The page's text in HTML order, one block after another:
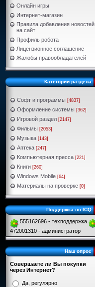
Онлайн игры
Интернет-магазин
Правила добавления новостей
на сайт
Профиль робота
Лицензионное соглашение
Жалобы правообладателей
Категории раздела
Софт и программы [4837]
Оформление системы [362]
Игровой раздел [2147]
Фильмы [2053]
Музыка [143]
Аптека [247]
Компьютерная пресса [221]
Книги [260]
Windows Mobile [64]
Материалы на проверке [0]
Поддержка по ICQ
555162696 - техподдержка
472001310 - администратор
Наш опрос
Совершаете ли Вы покупки
через Интернет?
Да, регулярно